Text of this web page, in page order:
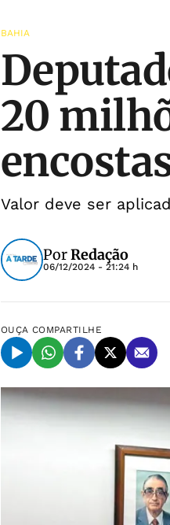
BAHIA
20
Valor deve ser
PorRedação
06/12/2024 - 21:24 h
OUÇA COMPARTILHE